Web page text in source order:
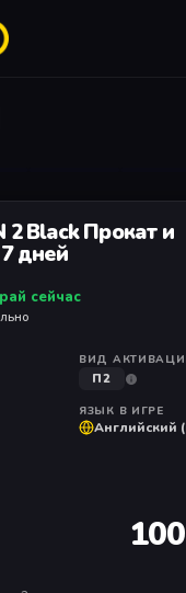
2 Black Прокат и
дней
сейчас
ВИД
П2
ЯЗЫК В ИГРЕ
Английский